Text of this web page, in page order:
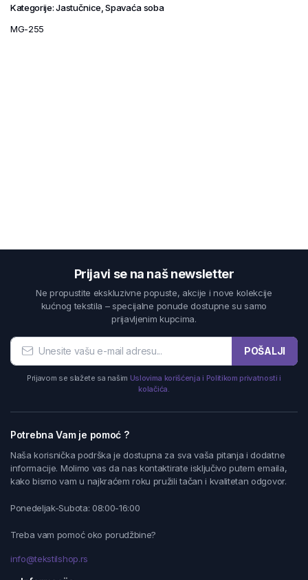
Kategorije:Jastučnice ,Spavaća soba
MG-255
Prijavi se na naš newsletter
Ne propustite ekskluzivne popuste, akcije i nove kolekcije
kućnog tekstila – specijalne ponude dostupne su samo
prijavljenim kupcima.
POŠALJI
Prijavom se slažete sa našim Uslovima korišćenja i Politikom privatnosti i
kolačića.
Potrebna Vam je pomoć ?
Naša korisnička podrška je dostupna za sva vaša pitanja i dodatne
informacije. Molimo vas da nas kontaktirate isključivo putem emaila,
kako bismo vam u najkraćem roku pružili tačan i kvalitetan odgovor.
Ponedeljak-Subota: 08:00-16:00
Treba vam pomoć oko porudžbine?
info@tekstilshop.rs